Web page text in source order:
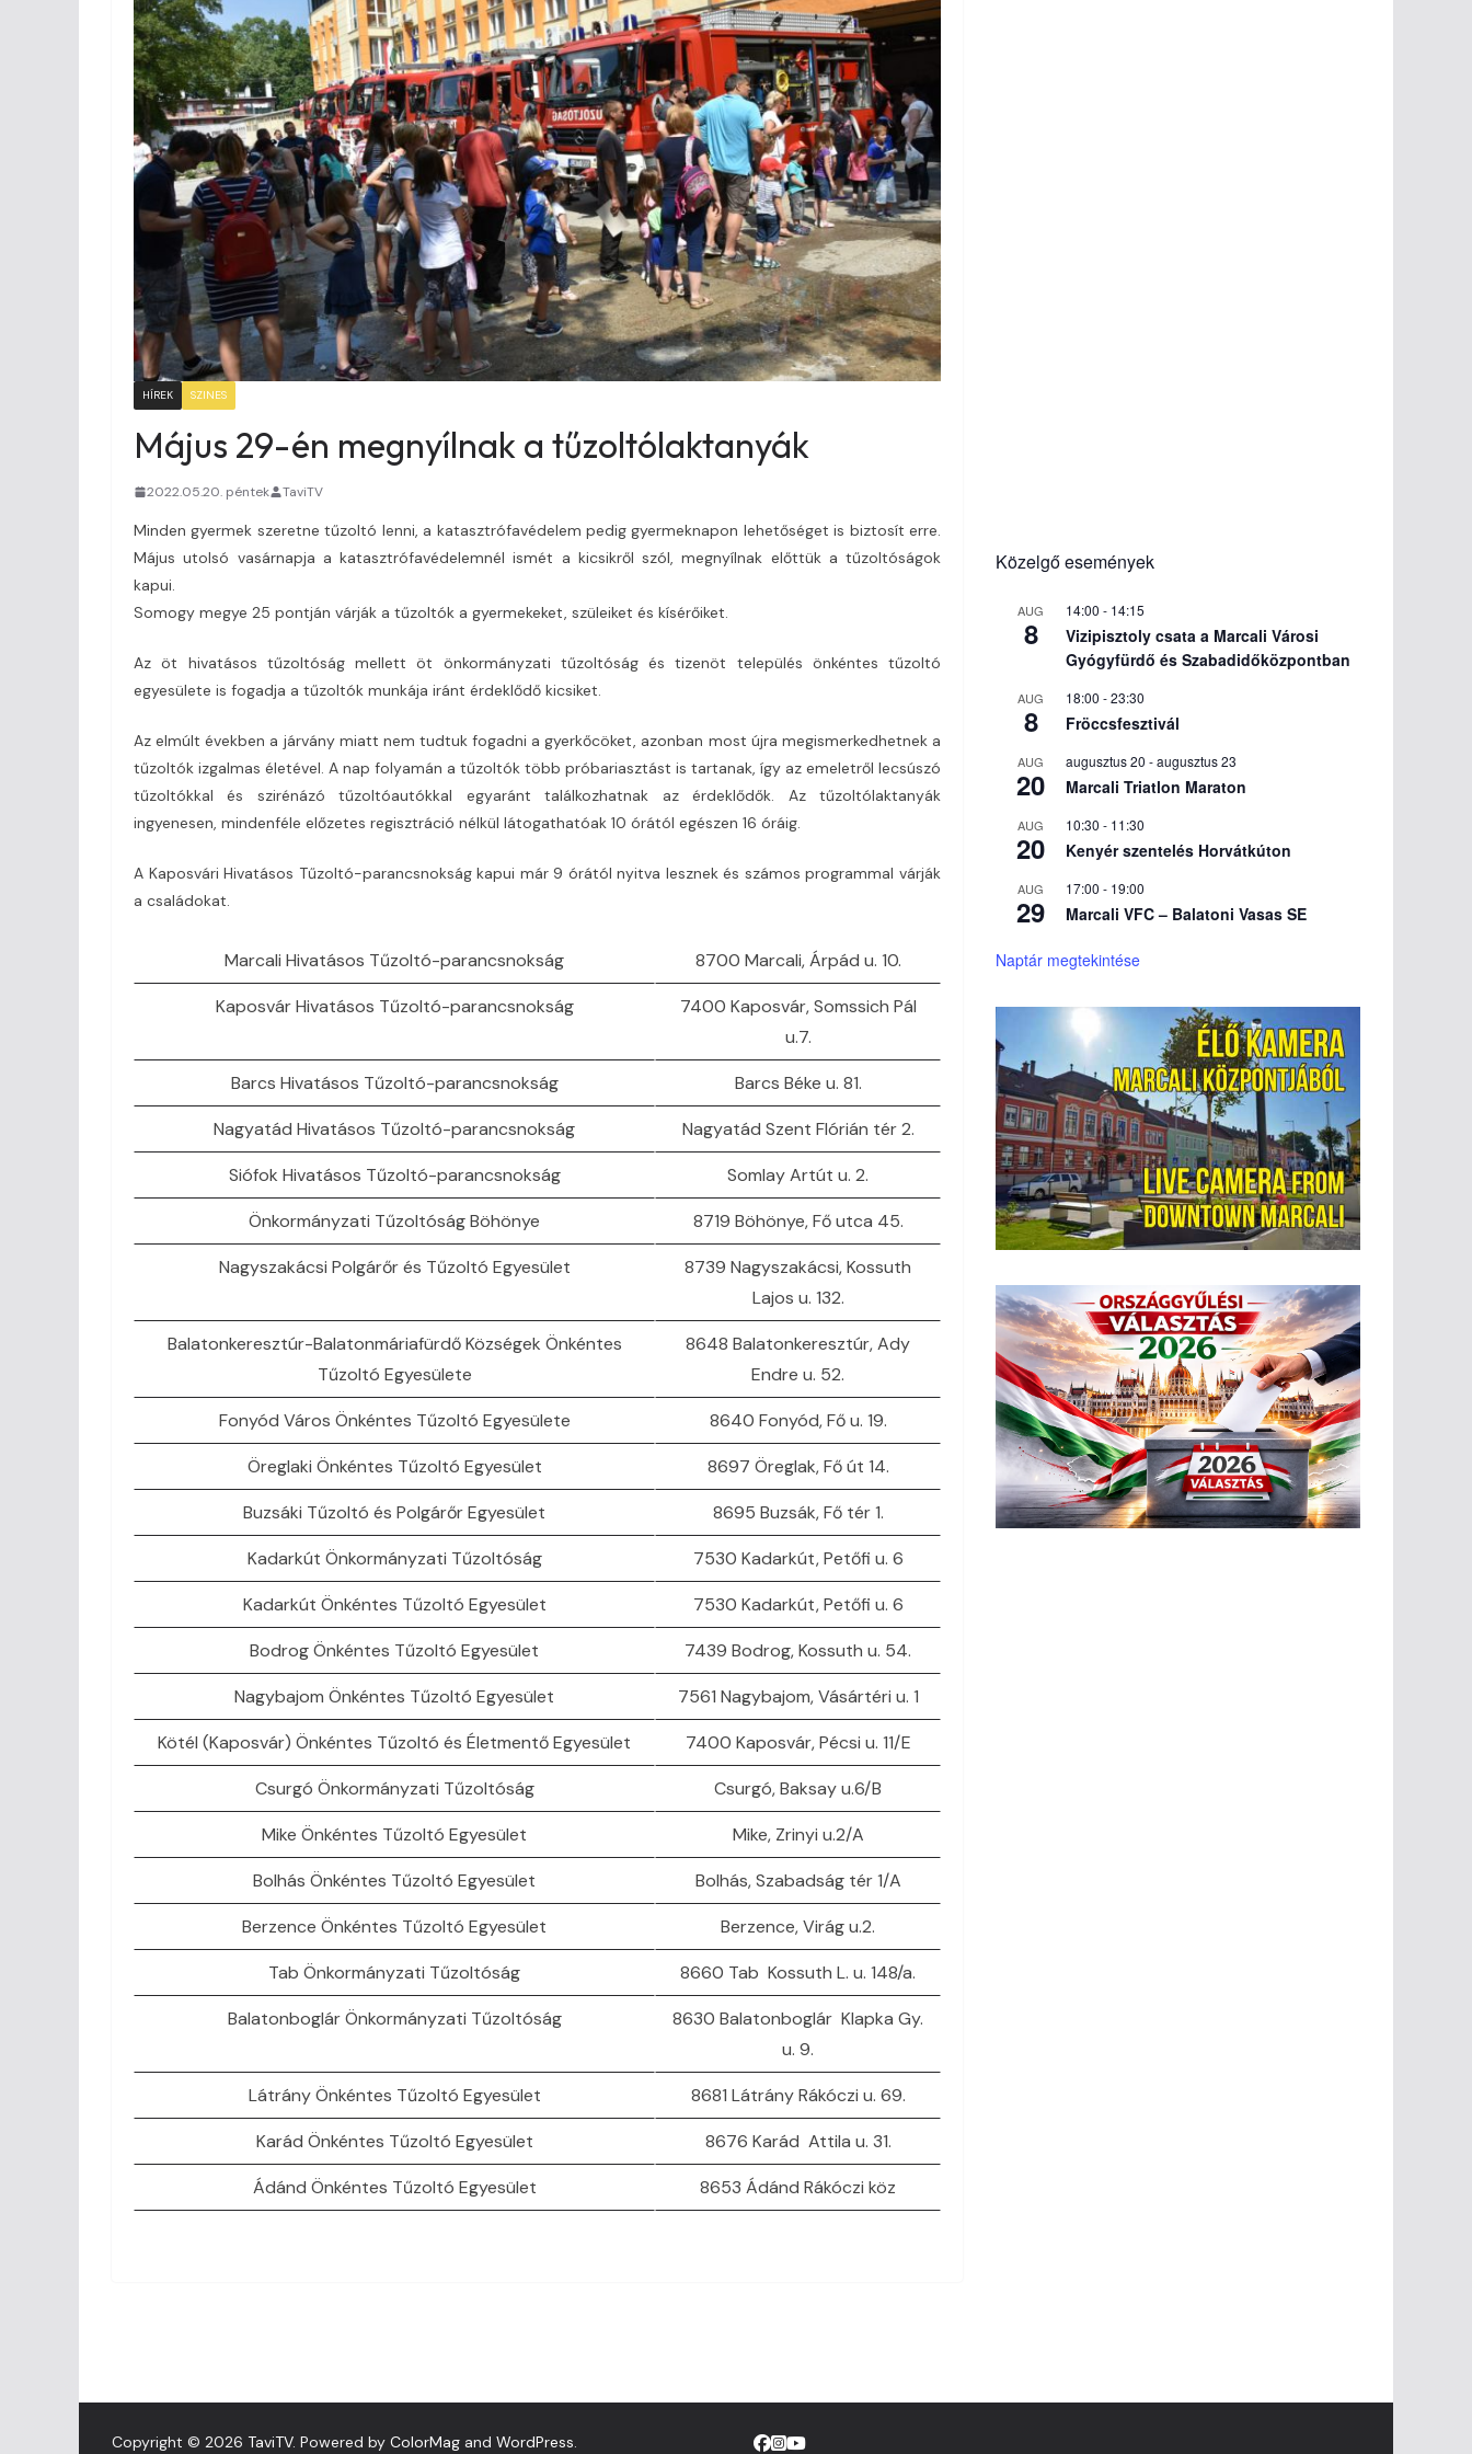
HÍREK SZINES
Május 29-én megnyílnak a tűzoltólaktanyák
2022.05.20. péntek TaviTV
Minden gyermek szeretne tűzoltó lenni, a katasztrófavédelem pedig gyermeknapon lehetőséget is biztosít erre.
Május utolsó vasárnapja a katasztrófavédelemnél ismét a kicsikről szól, megnyílnak előttük a tűzoltóságok
kapui.
Somogy megye 25 pontján várják a tűzoltók a gyermekeket, szüleiket és kísérőiket.
Az öt hivatásos tűzoltóság mellett öt önkormányzati tűzoltóság és tizenöt település önkéntes tűzoltó
egyesülete is fogadja a tűzoltók munkája iránt érdeklődő kicsiket.
Az elmúlt években a járvány miatt nem tudtuk fogadni a gyerkőcöket, azonban most újra megismerkedhetnek a
tűzoltók izgalmas életével. A nap folyamán a tűzoltók több próbariasztást is tartanak, így az emeletről lecsúszó
tűzoltókkal és szirénázó tűzoltóautókkal egyaránt találkozhatnak az érdeklődők. Az tűzoltólaktanyák
ingyenesen, mindenféle előzetes regisztráció nélkül látogathatóak 10 órától egészen 16 óráig.
A Kaposvári Hivatásos Tűzoltó-parancsnokság kapui már 9 órától nyitva lesznek és számos programmal várják
a családokat.
Marcali Hivatásos Tűzoltó-parancsnokság
8700 Marcali, Árpád u. 10.
Kaposvár Hivatásos Tűzoltó-parancsnokság
7400 Kaposvár, Somssich Pál
u.7.
Barcs Hivatásos Tűzoltó-parancsnokság
Barcs Béke u. 81.
Nagyatád Hivatásos Tűzoltó-parancsnokság
Nagyatád Szent Flórián tér 2.
Siófok Hivatásos Tűzoltó-parancsnokság
Somlay Artút u. 2.
Önkormányzati Tűzoltóság Böhönye
8719 Böhönye, Fő utca 45.
Nagyszakácsi Polgárőr és Tűzoltó Egyesület
8739 Nagyszakácsi, Kossuth
Lajos u. 132.
Balatonkeresztúr-Balatonmáriafürdő Községek Önkéntes
Tűzoltó Egyesülete
8648 Balatonkeresztúr, Ady
Endre u. 52.
Fonyód Város Önkéntes Tűzoltó Egyesülete
8640 Fonyód, Fő u. 19.
Öreglaki Önkéntes Tűzoltó Egyesület
8697 Öreglak, Fő út 14.
Buzsáki Tűzoltó és Polgárőr Egyesület
8695 Buzsák, Fő tér 1.
Kadarkút Önkormányzati Tűzoltóság
7530 Kadarkút, Petőfi u. 6
Kadarkút Önkéntes Tűzoltó Egyesület
7530 Kadarkút, Petőfi u. 6
Bodrog Önkéntes Tűzoltó Egyesület
7439 Bodrog, Kossuth u. 54.
Nagybajom Önkéntes Tűzoltó Egyesület
7561 Nagybajom, Vásártéri u. 1
Kötél (Kaposvár) Önkéntes Tűzoltó és Életmentő Egyesület
7400 Kaposvár, Pécsi u. 11/E
Csurgó Önkormányzati Tűzoltóság
Csurgó, Baksay u.6/B
Mike Önkéntes Tűzoltó Egyesület
Mike, Zrinyi u.2/A
Bolhás Önkéntes Tűzoltó Egyesület
Bolhás, Szabadság tér 1/A
Berzence Önkéntes Tűzoltó Egyesület
Berzence, Virág u.2.
Tab Önkormányzati Tűzoltóság
8660 Tab Kossuth L. u. 148/a.
Balatonboglár Önkormányzati Tűzoltóság
8630 Balatonboglár Klapka Gy.
u. 9.
Látrány Önkéntes Tűzoltó Egyesület
8681 Látrány Rákóczi u. 69.
Karád Önkéntes Tűzoltó Egyesület
8676 Karád Attila u. 31.
Ádánd Önkéntes Tűzoltó Egyesület
8653 Ádánd Rákóczi köz
Közelgő események
AUG
8
14:00 - 14:15
Vizipisztoly csata a Marcali Városi
Gyógyfürdő és Szabadidőközpontban
AUG
8
18:00 -23:30
Fröccsfesztivál
AUG
20
augusztus 20 -augusztus 23
Marcali Triatlon Maraton
AUG
20
10:30 - 11:30
Kenyér szentelés Horvátkúton
AUG
29
17:00 - 19:00
Marcali VFC – Balatoni Vasas SE
Naptár megtekintése
Copyright © 2026 TaviTV. Powered by ColorMag and WordPress.